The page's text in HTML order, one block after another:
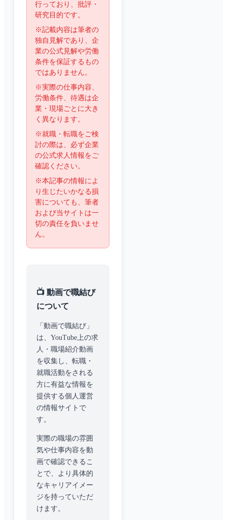
行っており、批評・
研究目的です。
※記載内容は筆者の
独自見解であり、企
業の公式見解や労働
条件を保証するもの
ではありません。
※実際の仕事内容、
労働条件、待遇は企
業・現場ごとに大き
く異なります。
※就職・転職をご検
討の際は、必ず企業
の公式求人情報をご
確認ください。
※本記事の情報によ
り生じたいかなる損
害についても、筆者
および当サイトは一
切の責任を負いませ
ん。
📺 動画で職結び
について
「動画で職結び」
は、YouTube上の求
人・職場紹介動画
を収集し、転職・
就職活動をされる
方に有益な情報を
提供する個人運営
の情報サイトで
す。
実際の職場の雰囲
気や仕事内容を動
画で確認できるこ
とで、より具体的
なキャリアイメー
ジを持っていただ
けます。